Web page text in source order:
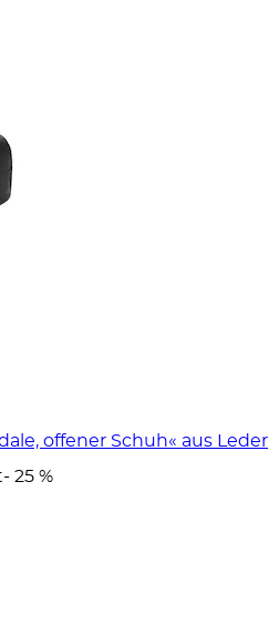
offener Schuh« aus Leder
- 25 %